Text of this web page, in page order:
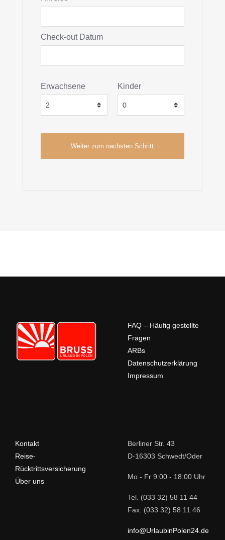
Check-out Datum
Erwachsene Kinder
FAQ – Häufig gestellte
Fragen
ARBs
Datenschutzerklärung
Impressum
Kontakt
Reise-
Rücktrittsversicherung
Über uns
Berliner Str. 43
D-16303 Schwedt/Oder
Mo - Fr 9:00 - 18:00 Uhr
Tel. (033 32) 58 11 44
Fax. (033 32) 58 11 46
info@UrlaubinPolen24.de